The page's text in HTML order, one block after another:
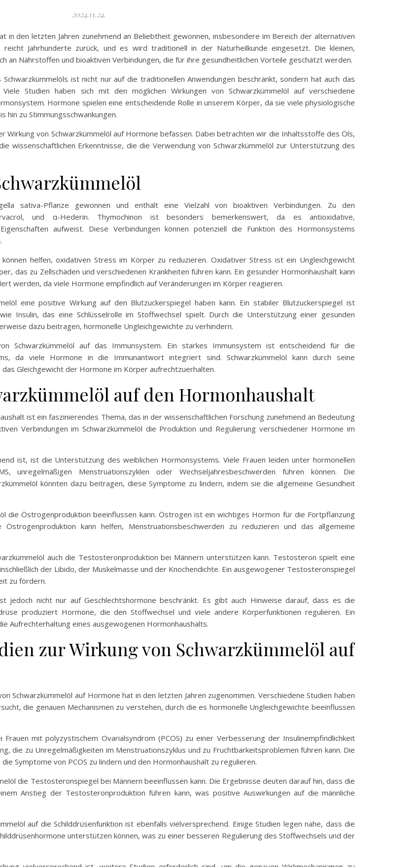
2024.11.24.
in den letzten Jahren zunehmend an Beliebtheit gewonnen, insbesondere im Bereich der alternativen
reicht Jahrhunderte zurück, und es wird traditionell in der Naturheilkunde eingesetzt. Die kleinen,
an Nährstoffen und bioaktiven Verbindungen, die für ihre gesundheitlichen Vorteile geschätzt werden.
ist nicht nur auf die traditionellen Anwendungen beschränkt, sondern hat auch das
Studien haben sich mit den möglichen Wirkungen von Schwarzkümmelöl auf verschiedene
Hormone spielen eine entscheidende Rolle in unserem Körper, da sie viele physiologische
zu Stimmungsschwankungen.
Wirkung von Schwarzkümmelöl auf Hormone befassen. Dabei betrachten wir die Inhaltsstoffe des Öls,
wissenschaftlichen Erkenntnisse, die die Verwendung von Schwarzkümmelöl zur Unterstützung des
sativa-Pflanze gewonnen und enthält eine Vielzahl von bioaktiven Verbindungen. Zu den
und α-Hederin. Thymochinon ist besonders bemerkenswert, da es antioxidative,
aufweist. Diese Verbindungen können potenziell die Funktion des Hormonsystems
helfen, oxidativen Stress im Körper zu reduzieren. Oxidativer Stress ist ein Ungleichgewicht
das zu Zellschäden und verschiedenen Krankheiten führen kann. Ein gesunder Hormonhaushalt kann
werden, da viele Hormone empfindlich auf Veränderungen im Körper reagieren.
eine positive Wirkung auf den Blutzuckerspiegel haben kann. Ein stabiler Blutzuckerspiegel ist
Insulin, das eine Schlüsselrolle im Stoffwechsel spielt. Durch die Unterstützung einer gesunden
dazu beitragen, hormonelle Ungleichgewichte zu verhindern.
Schwarzkümmelöl auf das Immunsystem. Ein starkes Immunsystem ist entscheidend für die
da viele Hormone in die Immunantwort integriert sind. Schwarzkümmelöl kann durch seine
Gleichgewicht der Hormone im Körper aufrechtzuerhalten.
auf den Hormonhaushalt
ist ein faszinierendes Thema, das in der wissenschaftlichen Forschung zunehmend an Bedeutung
Verbindungen im Schwarzkümmelöl die Produktion und Regulierung verschiedener Hormone im
ist, ist die Unterstützung des weiblichen Hormonsystems. Viele Frauen leiden unter hormonellen
unregelmäßigen Menstruationszyklen oder Wechseljahresbeschwerden führen können. Die
könnten dazu beitragen, diese Symptome zu lindern, indem sie die allgemeine Gesundheit
die Östrogenproduktion beeinflussen kann. Östrogen ist ein wichtiges Hormon für die Fortpflanzung
Östrogenproduktion kann helfen, Menstruationsbeschwerden zu reduzieren und das allgemeine
auch die Testosteronproduktion bei Männern unterstützen kann. Testosteron spielt eine
der Libido, der Muskelmasse und der Knochendichte. Ein ausgewogener Testosteronspiegel
zu fördern.
jedoch nicht nur auf Geschlechtshormone beschränkt. Es gibt auch Hinweise darauf, dass es die
produziert Hormone, die den Stoffwechsel und viele andere Körperfunktionen regulieren. Ein
Aufrechterhaltung eines ausgewogenen Hormonhaushalts.
zur Wirkung von Schwarzkümmelöl auf
Schwarzkümmelöl auf Hormone hat in den letzten Jahren zugenommen. Verschiedene Studien haben
die genauen Mechanismen zu verstehen, durch die es hormonelle Ungleichgewichte beeinflussen
mit polyzystischem Ovarialsyndrom (PCOS) zu einer Verbesserung der Insulinempfindlichkeit
die zu Unregelmäßigkeiten im Menstruationszyklus und zu Fruchtbarkeitsproblemen führen kann. Die
Symptome von PCOS zu lindern und den Hormonhaushalt zu regulieren.
die Testosteronspiegel bei Männern beeinflussen kann. Die Ergebnisse deuten darauf hin, dass die
Anstieg der Testosteronproduktion führen kann, was positive Auswirkungen auf die männliche
auf die Schilddrüsenfunktion ist ebenfalls vielversprechend. Einige Studien legen nahe, dass die
unterstützen können, was zu einer besseren Regulierung des Stoffwechsels und der